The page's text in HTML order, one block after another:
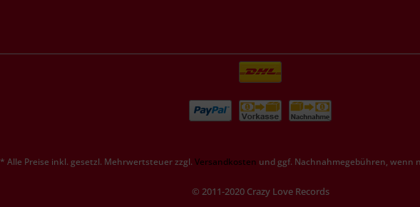
* Alle Preise inkl. gesetzl. Mehrwertsteuer zzgl. Versandkosten und ggf. Nachnahmegebühren, wenn
© 2011-2020 Crazy Love Records